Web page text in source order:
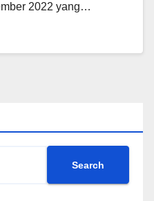
2022 yang…
Search